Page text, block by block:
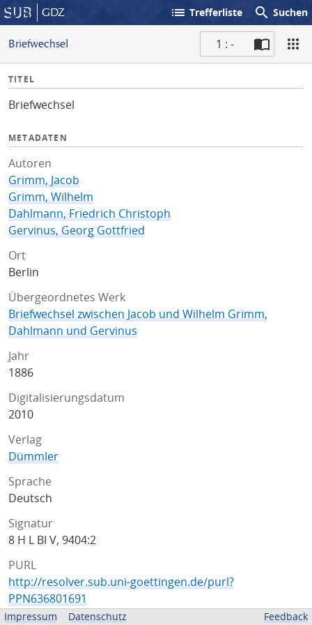
GDZ list Trefferliste search Suchen
Briefwechsel 1 : -
I
f
TITEL
Briefwechsel
METADATEN
Autoren
Grimm, Jacob
Grimm, Wilhelm
Dahlmann, Friedrich Christoph
Gervinus, Georg Gottfried
Ort
Berlin
Übergeordnetes Werk
Briefwechsel zwischen Jacob und Wilhelm Grimm,
Dahlmann und Gervinus
Jahr
1886
Digitalisierungsdatum
2010
Verlag
Dümmler
Sprache
Deutsch
Signatur
8 H L BI V, 9404:2
PURL
http://resolver.sub.uni-goettingen.de/purl?
PPN636801691
Impressum Datenschutz Feedback